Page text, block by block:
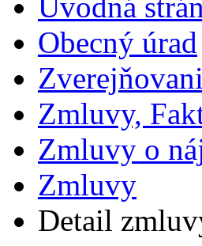
Obecný úrad
Zmluvy,
Zmluvy o
Zmluvy
Detail